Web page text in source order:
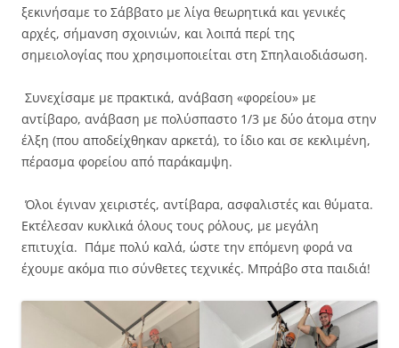
ξεκινήσαμε το Σάββατο με λίγα θεωρητικά και γενικές
αρχές, σήμανση σχοινιών, και λοιπά περί της
σημειολογίας που χρησιμοποιείται στη Σπηλαιοδιάσωση.
Συνεχίσαμε με πρακτικά, ανάβαση «φορείου» με
αντίβαρο, ανάβαση με πολύσπαστο 1/3 με δύο άτομα στην
έλξη (που αποδείχθηκαν αρκετά), το ίδιο και σε κεκλιμένη,
πέρασμα φορείου από παράκαμψη.
Όλοι έγιναν χειριστές, αντίβαρα, ασφαλιστές και θύματα.
Εκτέλεσαν κυκλικά όλους τους ρόλους, με μεγάλη
επιτυχία. Πάμε πολύ καλά, ώστε την επόμενη φορά να
έχουμε ακόμα πιο σύνθετες τεχνικές. Μπράβο στα παιδιά!